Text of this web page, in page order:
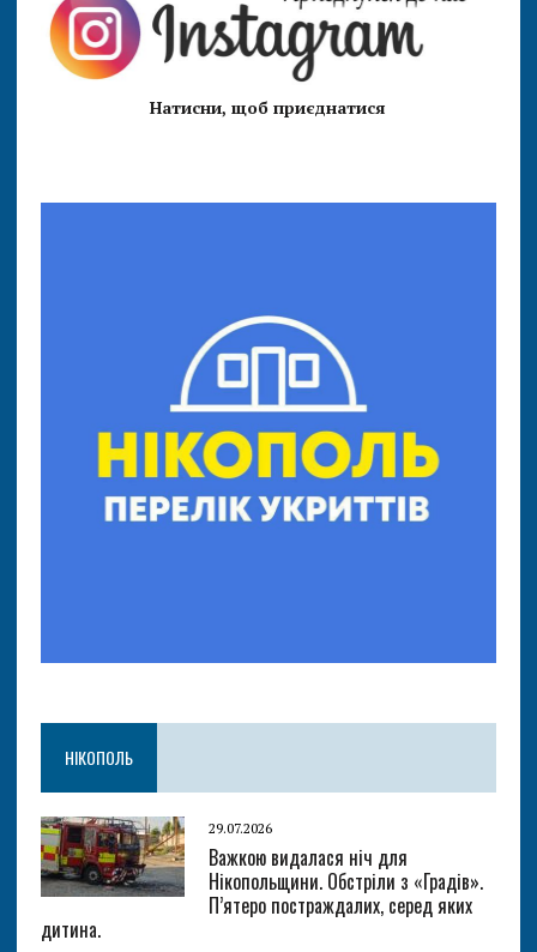
Натисни, щоб приєднатися
НІКОПОЛЬ
29.07.2026
Важкою видалася ніч для
Нікопольщини. Обстріли з «Градів».
П’ятеро постраждалих, серед яких
дитина.